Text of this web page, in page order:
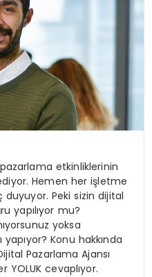
etkinliklerinin
Hemen her işletme
Peki sizin dijital
yapılıyor mu?
yoksa
yapıyor? Konu hakkında
Pazarlama Ajansı
cevaplıyor.